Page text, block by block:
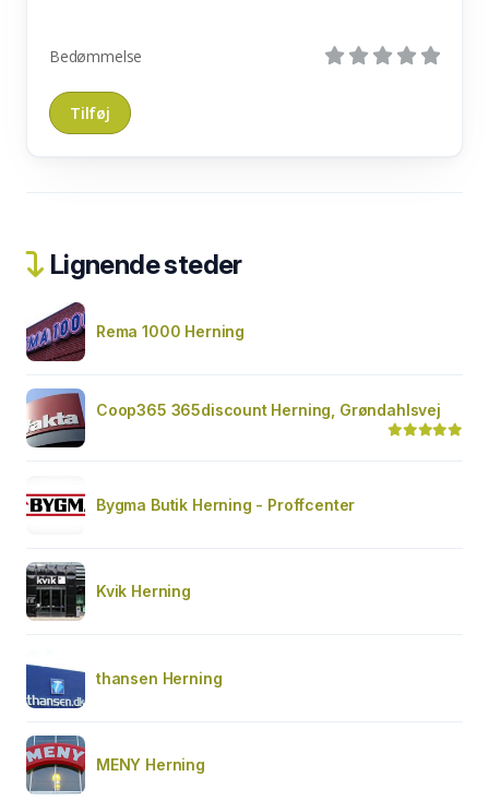
Bedømmelse
Lignende steder
Rema 1000 Herning
Coop365 365discount Herning, Grøndahlsvej
Bygma Butik Herning - Proffcenter
Kvik Herning
thansen Herning
MENY Herning